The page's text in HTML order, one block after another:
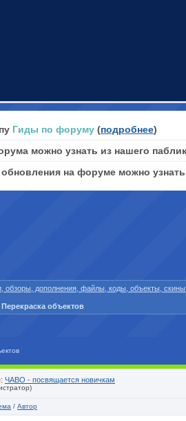
Гиды по форуму (подробнее)
можно узнать из нашего
на форуме можно
обзоры, дополнения, файлы, коды, объекты,
Перекраска объектов
: ЧАВО - посвящается новичкам
/ Автор